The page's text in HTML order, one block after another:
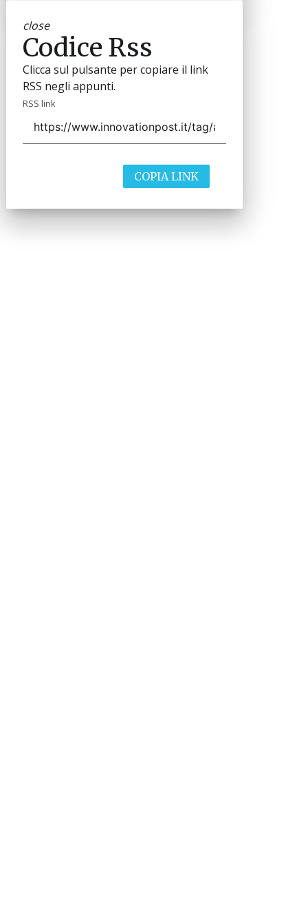
close
Codice Rss
Clicca sul pulsante per copiare il link
RSS negli appunti.
RSS link
COPIA LINK